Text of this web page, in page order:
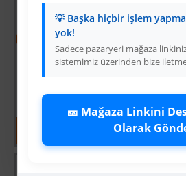
💡 Başka hiçbir işlem
yok!
Sadece pazaryeri mağaza
sistemimiz üzerinden bize
🎫 Mağaza Linkini
Olarak
Düz Kare Duş Başı